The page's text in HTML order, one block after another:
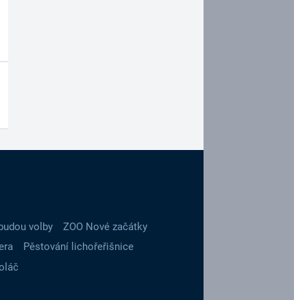
volby
ZOO Nové začátky
Pěstování lichořeřišnice